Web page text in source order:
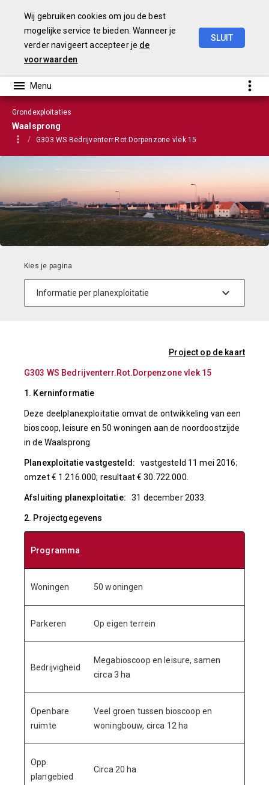
Wij gebruiken cookies om jou de best
mogelijke service te bieden. Wanneer je
verder navigeert accepteer je de
voorwaarden
SLUIT
Grondexploitaties
Waalsprong
G303 WS Bedrijventerr.Rot.Dorpenzone vlek 15
Project op de kaart
G303 WS Bedrijventerr.Rot.Dorpenzone vlek 15
1. Kerninformatie
Deze deelplanexploitatie omvat de ontwikkeling van een
bioscoop, leisure en 50 woningen aan de noordoostzijde
in de Waalsprong.
Planexploitatie vastgesteld:vastgesteld 11 mei 2016;
omzet € 1.216.000; resultaat € 30.722.000.
Afsluiting planexploitatie:31 december 2033.
2. Projectgegevens
Programma
Woningen 50 woningen
Parkeren Op eigen terrein
Bedrijvigheid
Megabioscoop en leisure, samen
circa 3 ha
Openbare
ruimte
Veel groen tussen bioscoop en
woningbouw, circa 12 ha
Opp.
plangebied
Circa 20 ha